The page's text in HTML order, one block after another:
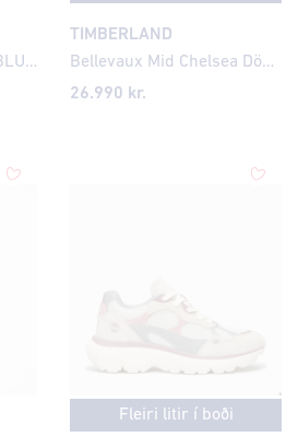
Denim Shirt HORIZON BLUE WASH
TIMBERLAND
Bellevaux Mid Chelsea Dömuskór
26.990 kr.
Fleiri litir í boði